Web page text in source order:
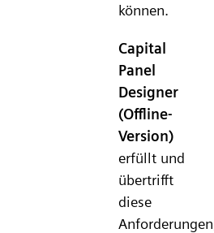
können.
Capital
Panel
Designer
(Offline-
Version)
erfüllt und
übertrifft
diese